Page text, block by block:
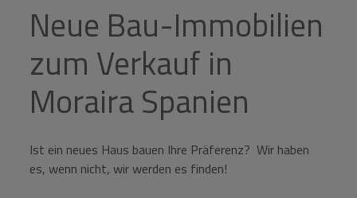
Neue Bau-Immobilien
zum Verkauf in
Moraira Spanien
Ist ein neues Haus bauen Ihre Präferenz? Wir haben
es, wenn nicht, wir werden es finden!